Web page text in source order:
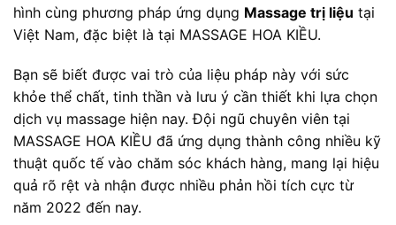
hình cùng phương pháp ứng dụng Massage trị liệu tại
Việt Nam, đặc biệt là tại MASSAGE HOA KIỀU.
Bạn sẽ biết được vai trò của liệu pháp này với sức
khỏe thể chất, tinh thần và lưu ý cần thiết khi lựa chọn
dịch vụ massage hiện nay. Đội ngũ chuyên viên tại
MASSAGE HOA KIỀU đã ứng dụng thành công nhiều kỹ
thuật quốc tế vào chăm sóc khách hàng, mang lại hiệu
quả rõ rệt và nhận được nhiều phản hồi tích cực từ
năm 2022 đến nay.